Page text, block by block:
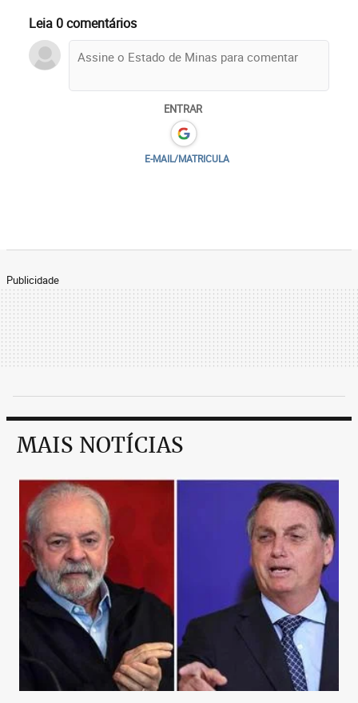
Leia 0 comentários
ENTRAR
E-MAIL/MATRICULA
Publicidade
MAIS NOTÍCIAS